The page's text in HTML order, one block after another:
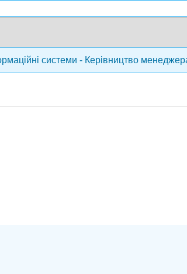
системи - Керівництво